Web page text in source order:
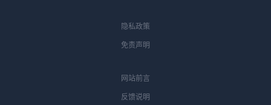
隐私政策
免责声明
网站前言
反馈说明